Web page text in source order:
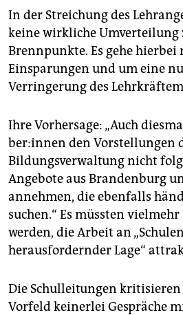
In der Streichung des
keine wirkliche Umverteilung
Brennpunkte. Es gehe
Einsparungen und um eine
Verringerung des
Ihre Vorhersage: „Auch
be­r:in­nen den Vorstellungen
Bildungsverwaltung nicht
Angebote aus Brandenburg
annehmen, die ebenfalls
suchen.“ Es müssten vielmehr
werden, die Arbeit an
herausfordernder Lage“
Die Schulleitungen kritisieren
Vorfeld keinerlei Gespräche